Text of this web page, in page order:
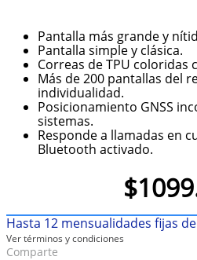
Pantalla más grande y
Pantalla simple y clásica.
Correas de TPU
Más de 200 pantallas del
individualidad.
Posicionamiento GNSS
sistemas.
Responde a llamadas en
Bluetooth activado.
$1099
Hasta 12 mensualidades fijas de
Ver términos y condiciones
Comparte
7.
importados
8 .
manga
9.
taylor swift
10. olivia rodrigo